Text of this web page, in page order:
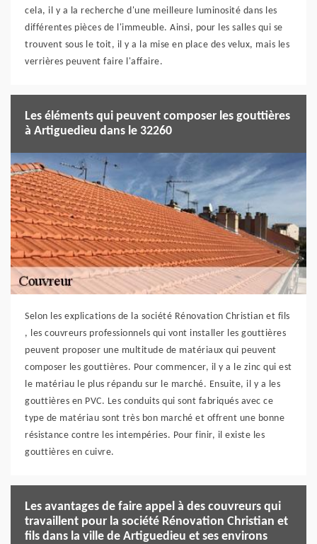
cela, il y a la recherche d'une meilleure luminosité dans les
différentes pièces de l'immeuble. Ainsi, pour les salles qui se
trouvent sous le toit, il y a la mise en place des velux, mais les
verrières peuvent faire l'affaire.
Les éléments qui peuvent composer les gouttières
à Artiguedieu dans le 32260
Selon les explications de la société Rénovation Christian et fils
, les couvreurs professionnels qui vont installer les gouttières
peuvent proposer une multitude de matériaux qui peuvent
composer les gouttières. Pour commencer, il y a le zinc qui est
le matériau le plus répandu sur le marché. Ensuite, il y a les
gouttières en PVC. Les conduits qui sont fabriqués avec ce
type de matériau sont très bon marché et offrent une bonne
résistance contre les intempéries. Pour finir, il existe les
gouttières en cuivre.
Les avantages de faire appel à des couvreurs qui
travaillent pour la société Rénovation Christian et
fils dans la ville de Artiguedieu et ses environs